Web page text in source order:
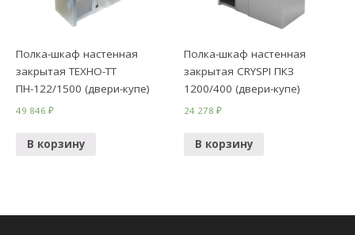
Полка-шкаф настенная
закрытая ТЕХНО-ТТ
ПН-122/1500 (двери-купе)
49 846₽
В корзину
Полка-шкаф настенная
закрытая CRYSPI ПКЗ
1200/400 (двери-купе)
24 278₽
В корзину